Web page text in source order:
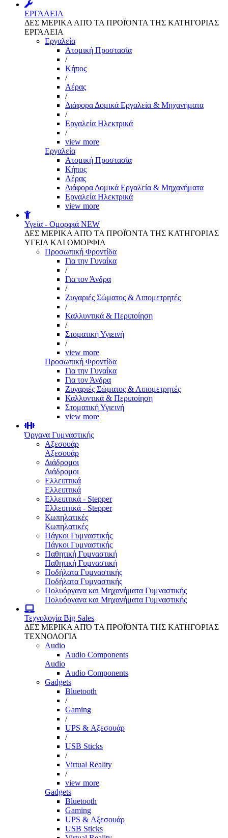
ΕΡΓΑΛΕΙΑ
ΔΕΣ ΜΕΡΙΚΑ ΑΠΌ ΤΑ ΠΡΟΪΌΝΤΑ ΤΗΣ ΚΑΤΗΓΟΡΙΑΣ
ΕΡΓΑΛΕΙΑ
Εργαλεία
Aτομική Προστασία
/
Kήπος
/
Αέρας
/
Διάφορα Δομικά Εργαλεία & Μηχανήματα
/
Εργαλεία Ηλεκτρικά
/
view more
Εργαλεία
Aτομική Προστασία
Kήπος
Αέρας
Διάφορα Δομικά Εργαλεία & Μηχανήματα
Εργαλεία Ηλεκτρικά
view more
Υγεία - Ομορφιά NEW
ΔΕΣ ΜΕΡΙΚΑ ΑΠΌ ΤΑ ΠΡΟΪΌΝΤΑ ΤΗΣ ΚΑΤΗΓΟΡΙΑΣ
ΥΓΕΙΑ ΚΑΙ ΟΜΟΡΦΙΑ
Προσωπική Φροντίδα
Για την Γυναίκα
/
Για τον Άνδρα
/
Ζυγαριές Σώματος & Λιπομετρητές
/
Καλλυντικά & Περιποίηση
/
Στοματική Υγιεινή
/
view more
Προσωπική Φροντίδα
Για την Γυναίκα
Για τον Άνδρα
Ζυγαριές Σώματος & Λιπομετρητές
Καλλυντικά & Περιποίηση
Στοματική Υγιεινή
view more
Όργανα Γυμναστικής
Αξεσουάρ
Αξεσουάρ
Διάδρομοι
Διάδρομοι
Ελλειπτικά
Ελλειπτικά
Ελλειπτικά - Stepper
Ελλειπτικά - Stepper
Κωπηλατικές
Κωπηλατικές
Πάγκοι Γυμναστικής
Πάγκοι Γυμναστικής
Παθητική Γυμναστική
Παθητική Γυμναστική
Ποδήλατα Γυμναστικής
Ποδήλατα Γυμναστικής
Πολυόργανα και Μηχανήματα Γυμναστικής
Πολυόργανα και Μηχανήματα Γυμναστικής
Τεχνολογία Big Sales
ΔΕΣ ΜΕΡΙΚΑ ΑΠΌ ΤΑ ΠΡΟΪΌΝΤΑ ΤΗΣ ΚΑΤΗΓΟΡΙΑΣ
ΤΕΧΝΟΛΟΓΙΑ
Audio
Audio Components
Audio
Audio Components
Gadgets
Bluetooth
/
Gaming
/
UPS & Αξεσουάρ
/
USB Sticks
/
Virtual Reality
/
view more
Gadgets
Bluetooth
Gaming
UPS & Αξεσουάρ
USB Sticks